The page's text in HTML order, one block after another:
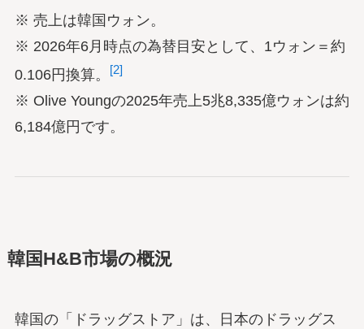
※ 売上は韓国ウォン。
※ 2026年6月時点の為替目安として、1ウォン＝約
0.106円換算。
[2]
※ Olive Youngの2025年売上5兆8,335億ウォンは約
6,184億円です。
韓国H&B市場の概況
韓国の「ドラッグストア」は、日本のドラッグス